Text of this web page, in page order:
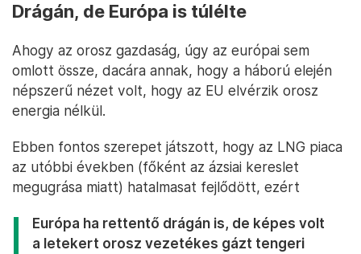
Drágán, de Európa is túlélte
Ahogy az orosz gazdaság, úgy az európai sem
omlott össze, dacára annak, hogy a háború elején
népszerű nézet volt, hogy az EU elvérzik orosz
energia nélkül.
Ebben fontos szerepet játszott, hogy az LNG piaca
az utóbbi években (főként az ázsiai kereslet
megugrása miatt) hatalmasat fejlődött, ezért
Európa ha rettentő drágán is, de képes volt
a letekert orosz vezetékes gázt tengeri